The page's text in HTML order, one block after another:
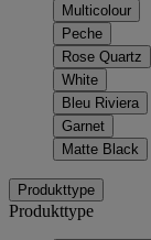
Multicolour
Peche
Rose Quartz
White
Bleu Riviera
Garnet
Matte Black
Produkttype
Produkttype